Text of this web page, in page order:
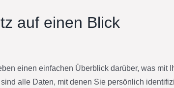
auf einen Blick
einen einfachen Überblick darüber, was
alle Daten, mit denen Sie persönlich